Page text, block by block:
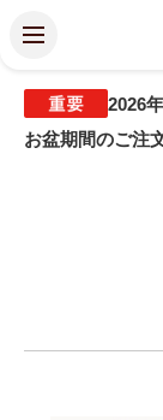
2026
お盆期間のご注